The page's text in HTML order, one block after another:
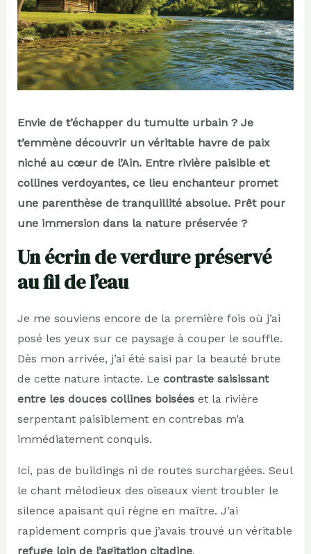
Envie de t’échapper du tumulte urbain ? Je
t’emmène découvrir un véritable havre de paix
niché au cœur de l’Ain. Entre rivière paisible et
collines verdoyantes, ce lieu enchanteur promet
une parenthèse de tranquillité absolue. Prêt pour
une immersion dans la nature préservée ?
Un écrin de verdure préservé
au fil de l’eau
Je me souviens encore de la première fois où j’ai
posé les yeux sur ce paysage à couper le souffle.
Dès mon arrivée, j’ai été saisi par la beauté brute
de cette nature intacte. Le contraste saisissant
entre les douces collines boiséeset la rivière
serpentant paisiblement en contrebas m’a
immédiatement conquis.
Ici, pas de buildings ni de routes surchargées. Seul
le chant mélodieux des oiseaux vient troubler le
silence apaisant qui règne en maître. J’ai
rapidement compris que j’avais trouvé un véritable
refuge loin de l’agitation citadine.